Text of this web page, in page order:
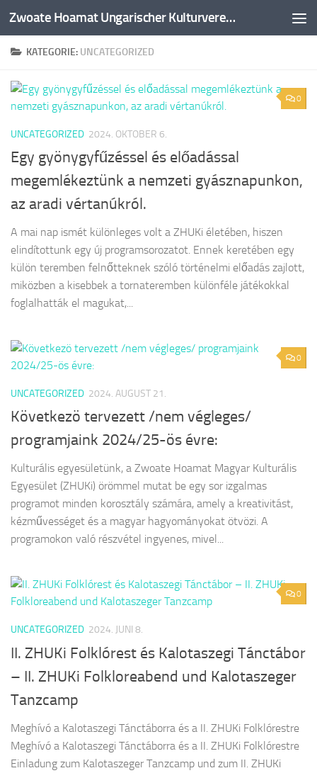
Zum Inhalt springen Zwoate Hoamat Ungarischer Kulturverein e.V.
KATEGORIE: UNCATEGORIZED
0
UNCATEGORIZED 2024. OKTOBER 6.
Egy gyönygyfűzéssel és előadással
megemlékeztünk a nemzeti gyásznapunkon,
az aradi vértanúkról.
A mai nap ismét különleges volt a ZHUKi életében, hiszen
elindítottunk egy új programsorozatot. Ennek keretében egy
külön teremben felnőtteknek szóló történelmi előadás zajlott,
miközben a kisebbek a tornateremben különféle játékokkal
foglalhatták el magukat,...
0
UNCATEGORIZED 2024. AUGUST 21.
Következö tervezett /nem végleges/
programjaink 2024/25-ös évre:
Kulturális egyesületünk, a Zwoate Hoamat Magyar Kulturális
Egyesület (ZHUKi) örömmel mutat be egy sor izgalmas
programot minden korosztály számára, amely a kreativitást,
kézművességet és a magyar hagyományokat ötvözi. A
programokon való részvétel ingyenes, mivel...
0
UNCATEGORIZED 2024. JUNI 8.
II. ZHUKi Folklórest és Kalotaszegi Tánctábor
– II. ZHUKi Folkloreabend und Kalotaszeger
Tanzcamp
Meghívó a Kalotaszegi Tánctáborra és a II. ZHUKi Folklórestre
Meghívó a Kalotaszegi Tánctáborra és a II. ZHUKi Folklórestre
Einladung zum Kalotaszeger Tanzcamp und zum II. ZHUKi